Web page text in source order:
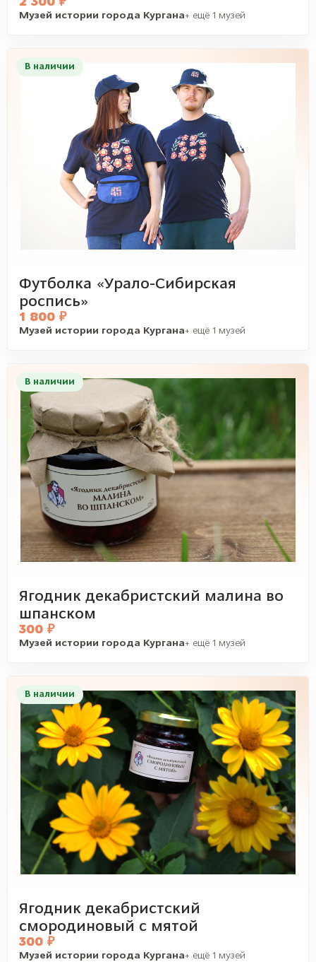
Музей истории города Кургана+ ещё 1 музей
В наличии
Футболка «Урало-Сибирская
роспись»
1 800 ₽
Музей истории города Кургана+ ещё 1 музей
В наличии
Ягодник декабристский малина во
шпанском
300 ₽
Музей истории города Кургана+ ещё 1 музей
В наличии
Ягодник декабристский
смородиновый с мятой
300 ₽
Музей истории города Кургана+ ещё 1 музей